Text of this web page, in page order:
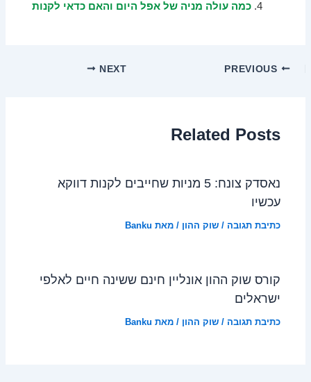
כמה עולה מניה של אפל היום והאם כדאי לקנות
NEXT
Related Posts
נאסדק צונח: 5 מניות שחייבים לקנות דווקא
עכשיו
כתיבת תגובה /שוק ההון / מאת Banku
קורס שוק ההון אונליין חינם ששינה חיים לאלפי
ישראלים
כתיבת תגובה /שוק ההון / מאת Banku